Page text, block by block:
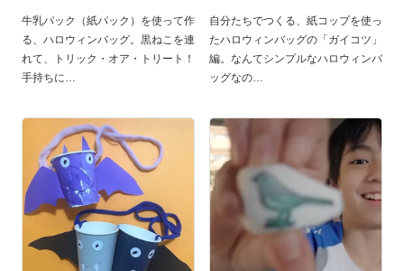
牛乳パック（紙パック）を使って作
る、ハロウィンバッグ。黒ねこを連
れて、トリック・オア・トリート！
手持ちに
自分たちでつくる、紙コップを使っ
たハロウィンバッグの「ガイコツ」
編。なんてシンプルなハロウィンバ
ッグなの